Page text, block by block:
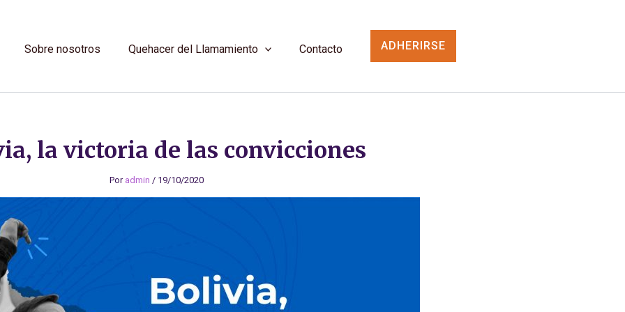
Sobre nosotros Quehacer del Llamamiento Contacto ADHERIRSE
la victoria de las convicciones
Por admin / 19/10/2020